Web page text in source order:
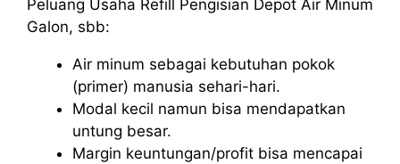
Peluang Usaha Refill Pengisian Depot Air Minum
Galon, sbb:
Air minum sebagai kebutuhan pokok
(primer) manusia sehari-hari.
Modal kecil namun bisa mendapatkan
untung besar.
Margin keuntungan/profit bisa mencapai